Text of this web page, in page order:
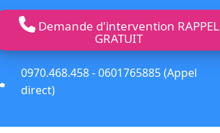
Demande d'intervention RAPPEL
GRATUIT
fas
0970.468.458 - 0601765885 (Appel
direct)